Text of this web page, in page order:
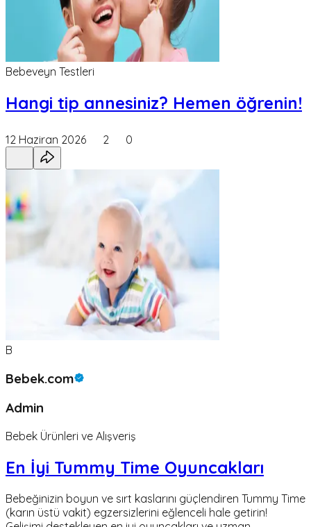
Bebeveyn Testleri
Hangi tip annesiniz? Hemen öğrenin!
12 Haziran 2026 2 0
B
Bebek.com
Admin
Bebek Ürünleri ve Alışveriş
En İyi Tummy Time Oyuncakları
Bebeğinizin boyun ve sırt kaslarını güçlendiren Tummy Time
(karın üstü vakit) egzersizlerini eğlenceli hale getirin!